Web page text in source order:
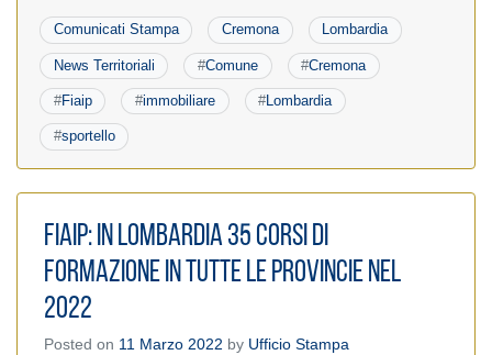
Comunicati Stampa Cremona Lombardia
News Territoriali #Comune #Cremona
#Fiaip #immobiliare #Lombardia
#sportello
FIAIP: In Lombardia 35 corsi di
formazione in tutte le provincie nel
2022
Posted on 11 Marzo 2022 by Ufficio Stampa